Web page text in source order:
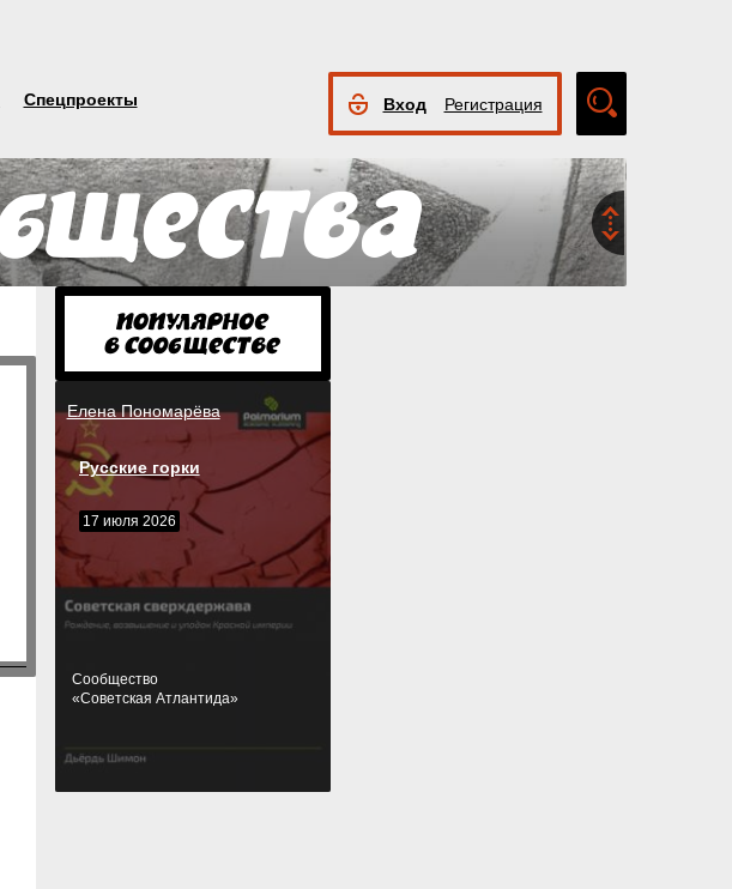
Спецпроекты Вход Регистрация
Елена Пономарёва
Русские горки
17 июля 2026
Cообщество
«Советская Атлантида»